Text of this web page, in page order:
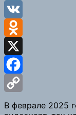
Viber
VK
Odnoklassniki
X
Facebook
Copy
В феврале 2025